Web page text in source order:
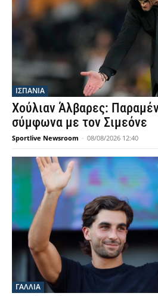
ΙΣΠΑΝΙΑ
Χούλιαν Άλβαρες:
σύμφωνα με τον Σιμεόνε
Sportlive Newsroom - 08/08/2026 12:40
ΓΑΛΛΙΑ